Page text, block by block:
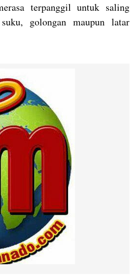
terpanggil untuk saling
golongan maupun latar